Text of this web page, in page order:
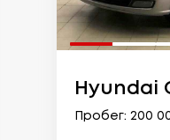
Hyundai
Пробег: 200